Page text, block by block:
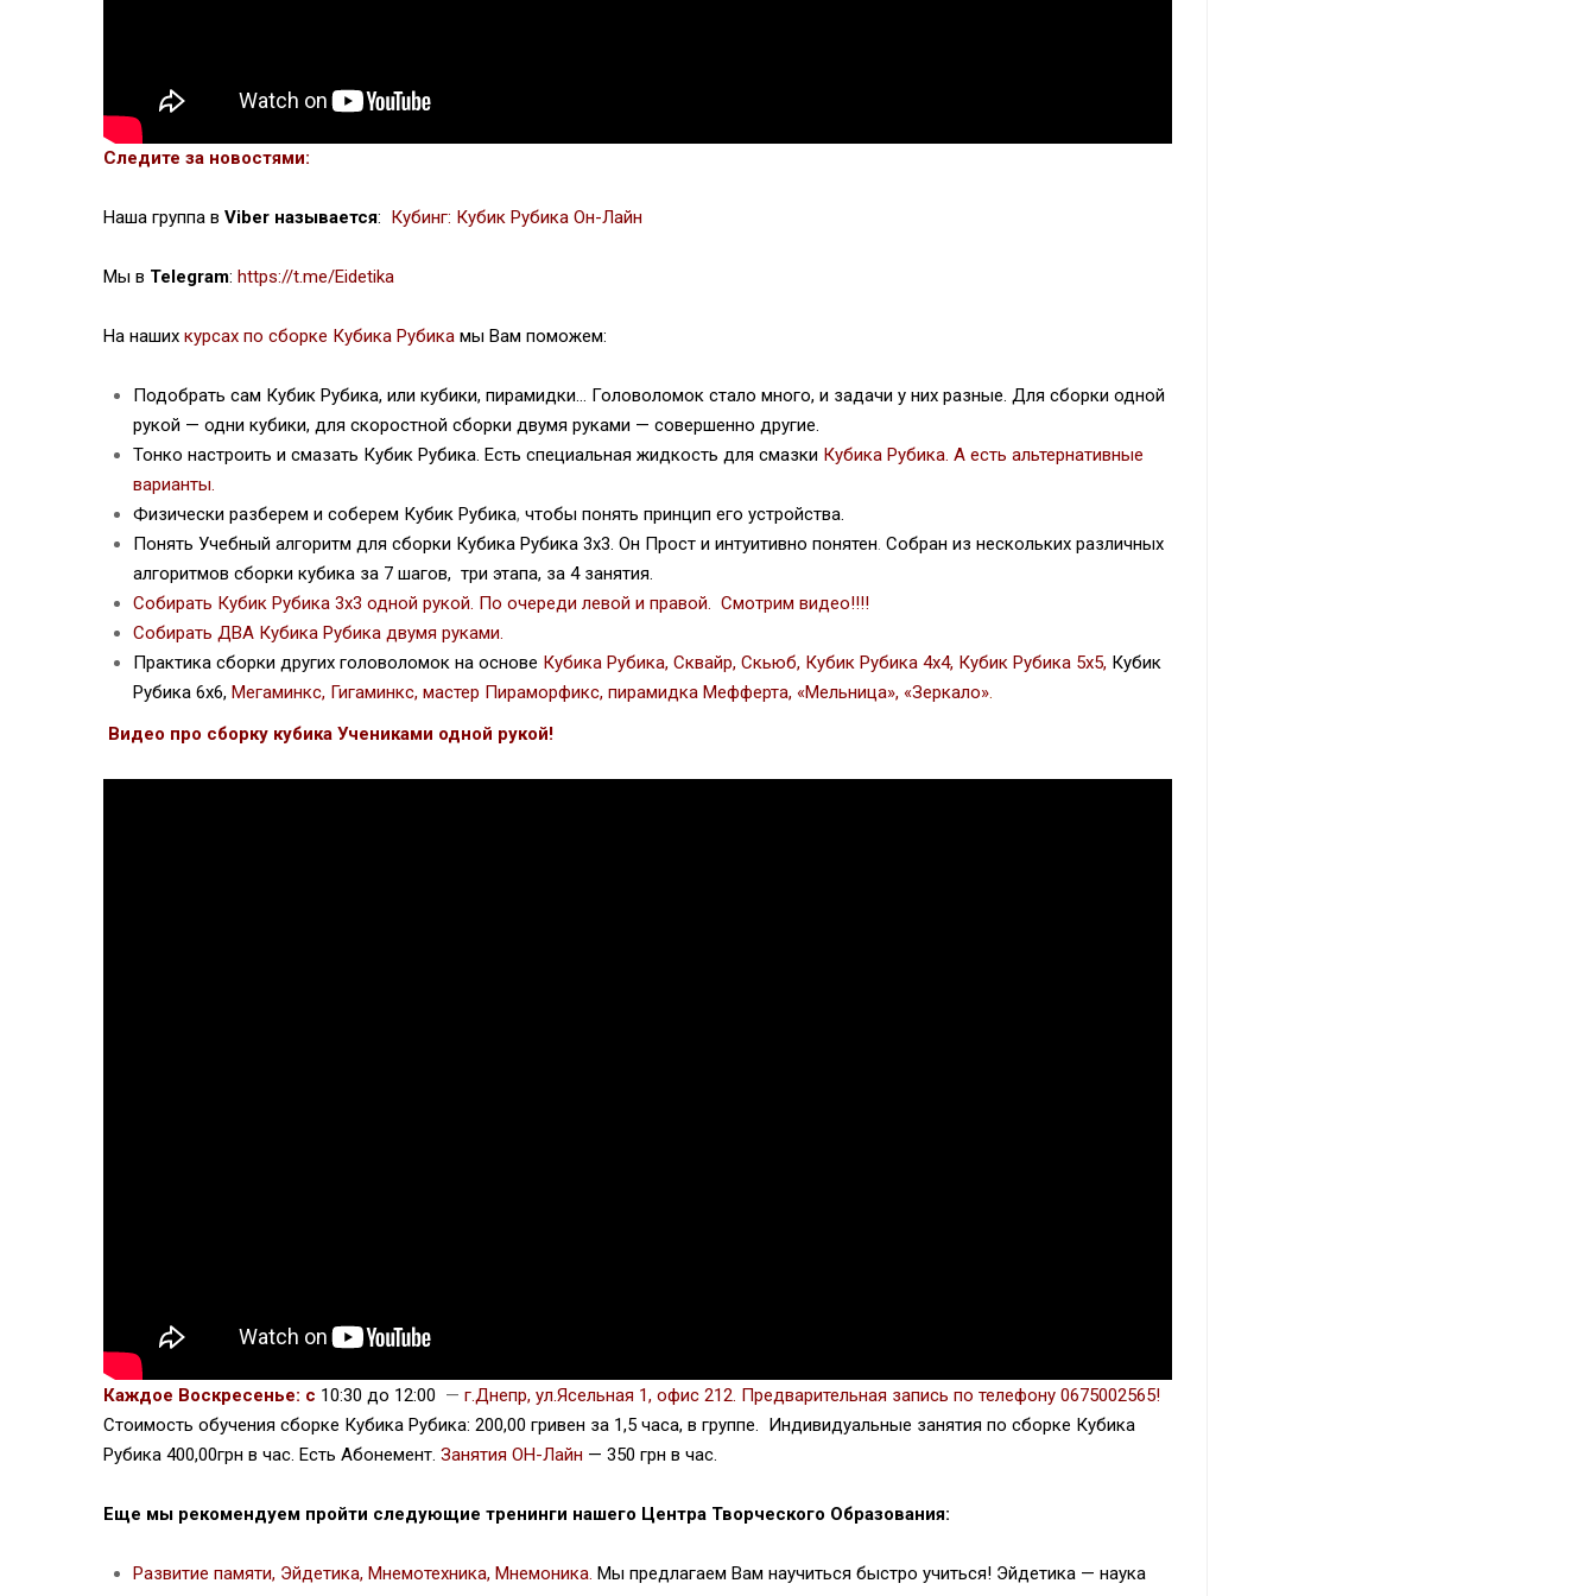
Следите за новостями:
Наша группа в Viber называется: Кубинг: Кубик Рубика Он-Лайн
Мы в Telegram: https://t.me/Eidetika
На наших курсах по сборке Кубика Рубика мы Вам поможем:
Подобрать сам Кубик Рубика, или кубики, пирамидки… Головоломок стало много, и задачи у них разные. Для сборки одной
рукой — одни кубики, для скоростной сборки двумя руками — совершенно другие.
Тонко настроить и смазать Кубик Рубика. Есть специальная жидкость для смазки Кубика Рубика. А есть альтернативные
варианты.
Физически разберем и соберем Кубик Рубика, чтобы понять принцип его устройства.
Понять Учебный алгоритм для сборки Кубика Рубика 3х3. Он Прост и интуитивно понятен. Собран из нескольких различных
алгоритмов сборки кубика за 7 шагов, три этапа, за 4 занятия.
Собирать Кубик Рубика 3х3 одной рукой. По очереди левой и правой. Смотрим видео!!!!
Собирать ДВА Кубика Рубика двумя руками.
Практика сборки других головоломок на основе Кубика Рубика, Сквайр, Скьюб, Кубик Рубика 4х4, Кубик Рубика 5х5, Кубик
Рубика 6х6, Мегаминкс, Гигаминкс, мастер Пираморфикс, пирамидка Мефферта, «Мельница», «Зеркало».
Видео про сборку кубика Учениками одной рукой!
Каждое Воскресенье: с 10:30 до 12:00 — г.Днепр, ул.Ясельная 1, офис 212. Предварительная запись по телефону 0675002565!
Стоимость обучения сборке Кубика Рубика: 200,00 гривен за 1,5 часа, в группе. Индивидуальные занятия по сборке Кубика
Рубика 400,00грн в час. Есть Абонемент. Занятия ОН-Лайн — 350 грн в час.
Еще мы рекомендуем пройти следующие тренинги нашего Центра Творческого Образования:
Развитие памяти, Эйдетика, Мнемотехника, Мнемоника. Мы предлагаем Вам научиться быстро учиться! Эйдетика — наука